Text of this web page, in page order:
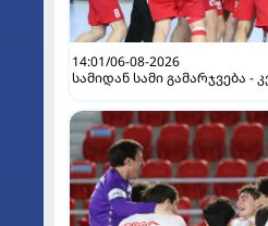
14:01/06-08-2026
სამიდან სამი გამარჯვება